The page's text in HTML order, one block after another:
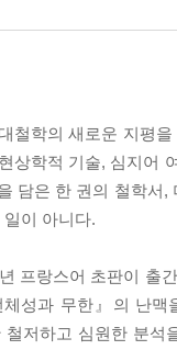
철학의 새로운 지평
상학적 기술, 심지어
담은 한 권의 철학서
이 아니다.
프랑스어 초판이
성과 무한』의 난
철저하고 심원한 분